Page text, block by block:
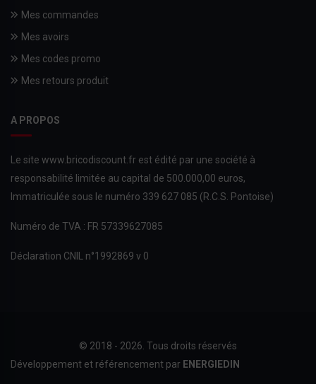
Mes commandes
Mes avoirs
Mes codes promo
Mes retours produit
A PROPOS
Le site www.bricodiscount.fr est édité par une société à
responsabilité limitée au capital de 500.000,00 euros,
Immatriculée sous le numéro 339 627 085 (R.C.S. Pontoise)
Numéro de TVA : FR 57339627085
Déclaration CNIL n°1992869 v 0
© 2018 - 2026. Tous droits réservés
Développement et référencement par ENERGIEDIN